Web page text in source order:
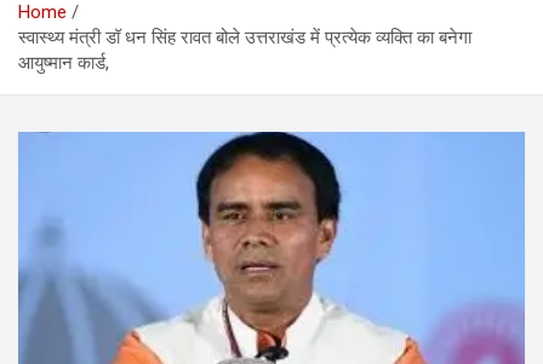
Home
स्वास्थ्य मंत्री डॉ धन सिंह रावत बोले उत्तराखंड में प्रत्येक व्यक्ति का बनेगा
आयुष्मान कार्ड,